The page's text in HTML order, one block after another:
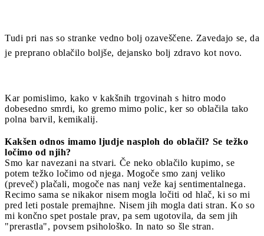
Tudi pri nas so stranke vedno bolj ozaveščene. Zavedajo se, da
je preprano oblačilo boljše, dejansko bolj zdravo kot novo.
Kar pomislimo, kako v kakšnih trgovinah s hitro modo
dobesedno smrdi, ko gremo mimo polic, ker so oblačila tako
polna barvil, kemikalij.
Kakšen odnos imamo ljudje nasploh do oblačil? Se težko
ločimo od njih?
Smo kar navezani na stvari. Če neko oblačilo kupimo, se
potem težko ločimo od njega. Mogoče smo zanj veliko
(preveč) plačali, mogoče nas nanj veže kaj sentimentalnega.
Recimo sama se nikakor nisem mogla ločiti od hlač, ki so mi
pred leti postale premajhne. Nisem jih mogla dati stran. Ko so
mi končno spet postale prav, pa sem ugotovila, da sem jih
"prerastla", povsem psihološko. In nato so šle stran.